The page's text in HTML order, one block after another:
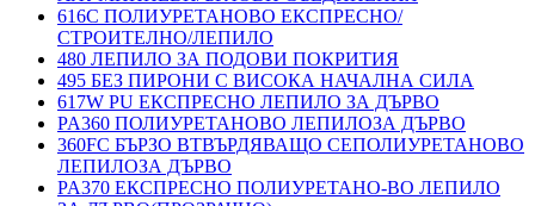
616C ПОЛИУРЕТАНОВО ЕКСПРЕСНО/
СТРОИТЕЛНО/ЛЕПИЛО
480 ЛЕПИЛО ЗА ПОДОВИ ПОКРИТИЯ
495 БЕЗ ПИРОНИ С ВИСОКА НАЧАЛНА СИЛА
617W PU ЕКСПРЕСНО ЛЕПИЛО ЗА ДЪРВО
PA360 ПОЛИУРЕТАНОВО ЛЕПИЛОЗА ДЪРВО
360FC БЪРЗО ВТВЪРДЯВАЩО СЕПОЛИУРЕТАНОВО
ЛЕПИЛОЗА ДЪРВО
PA370 ЕКСПРЕСНО ПОЛИУРЕТАНО-ВО ЛЕПИЛО